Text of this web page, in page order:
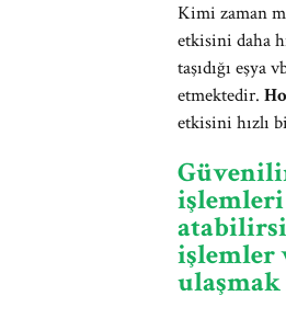
Kimi zaman
etkisini daha
taşıdığı
etmektedir.
etkisini hızlı
işlemleri
işlemler